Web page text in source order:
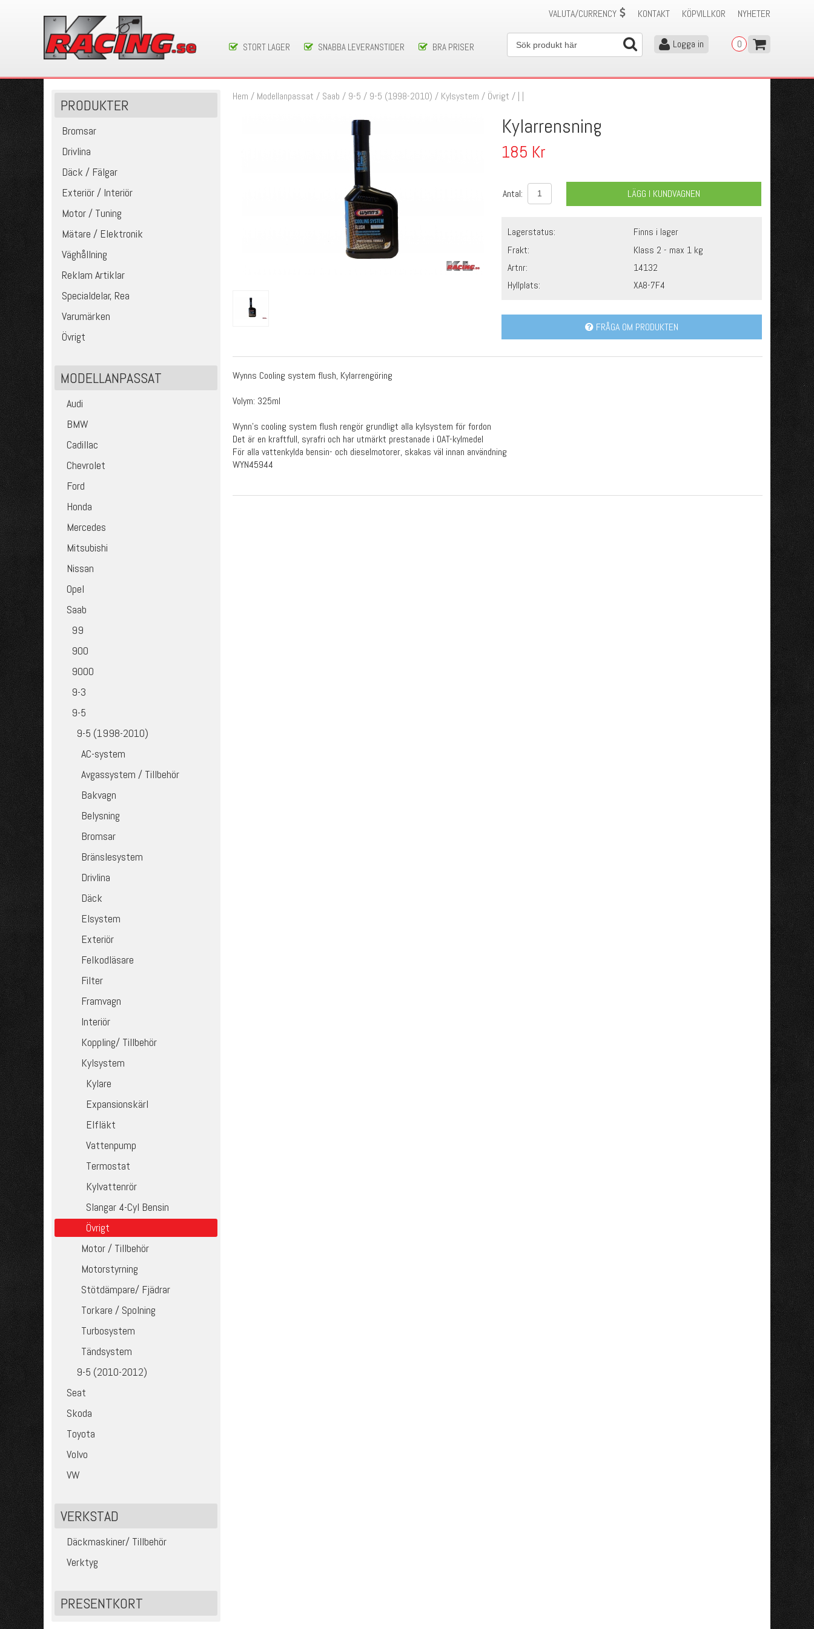
NYHETER
KÖPVILLKOR
KONTAKT
VALUTA/CURRENCY
STORT LAGER SNABBA LEVERANSTIDER BRA PRISER 0
Logga in
PRODUKTER
Bromsar
Drivlina
Däck / Fälgar
Exteriör / Interiör
Motor / Tuning
Mätare / Elektronik
Väghållning
Reklam Artiklar
Specialdelar, Rea
Varumärken
Övrigt
MODELLANPASSAT
Audi
BMW
Cadillac
Chevrolet
Ford
Honda
Mercedes
Mitsubishi
Nissan
Opel
Saab
99
900
9000
9-3
9-5
9-5 (1998-2010)
AC-system
Avgassystem / Tillbehör
Bakvagn
Belysning
Bromsar
Bränslesystem
Drivlina
Däck
Elsystem
Exteriör
Felkodläsare
Filter
Framvagn
Interiör
Koppling/ Tillbehör
Kylsystem
Kylare
Expansionskärl
Elfläkt
Vattenpump
Termostat
Kylvattenrör
Slangar 4-Cyl Bensin
Övrigt
Motor / Tillbehör
Motorstyrning
Stötdämpare/ Fjädrar
Torkare / Spolning
Turbosystem
Tändsystem
9-5 (2010-2012)
Seat
Skoda
Toyota
Volvo
VW
VERKSTAD
Däckmaskiner/ Tillbehör
Verktyg
PRESENTKORT
Hem / Modellanpassat / Saab / 9-5 / 9-5 (1998-2010) / Kylsystem / Övrigt / | |
Kylarrensning
185 Kr
Antal: LÄGG I KUNDVAGNEN
Lagerstatus:
Finns i lager
Frakt:
Klass 2 - max 1 kg
Artnr:
14132
Hyllplats:
XA8-7F4
FRÅGA OM PRODUKTEN
Wynns Cooling system flush, Kylarrengöring
Volym: 325ml
Wynn's cooling system flush rengör grundligt alla kylsystem för fordon
Det är en kraftfull, syrafri och har utmärkt prestanade i OAT-kylmedel
För alla vattenkylda bensin- och dieselmotorer, skakas väl innan användning
WYN45944